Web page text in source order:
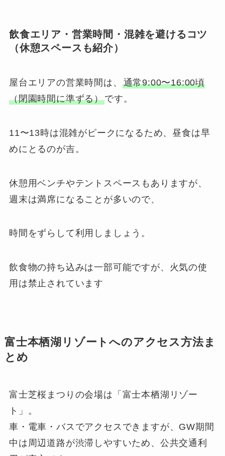
飲食エリア・営業時間・混雑を避けるコツ
（休憩スペースも紹介）
屋台エリアの営業時間は、 通常9:00〜16:00頃
（閉園時間に準ずる）です。
11〜13時は混雑がピークになるため、昼食は早
めにとるのが吉。
休憩用ベンチやテントスペースもありますが、
週末は満席になることが多いので、
時間をずらして利用しましょう。
飲食物の持ち込みは一部可能ですが、火気の使
用は禁止されています
富士本栖湖リゾートへのアクセス方法ま
とめ
富士芝桜まつりの会場は「富士本栖湖リゾー
ト」。
車・電車・バスでアクセスできますが、GW期間
中は周辺道路が渋滞しやすいため、公共交通利